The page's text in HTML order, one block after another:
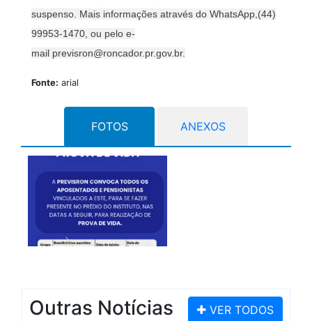
suspenso. Mais informações através do WhatsApp,(44)
99953-1470, ou pelo e-
mail previsron@roncador.pr.gov.br.
Fonte: arial
FOTOS ANEXOS
Outras Notícias VER TODOS